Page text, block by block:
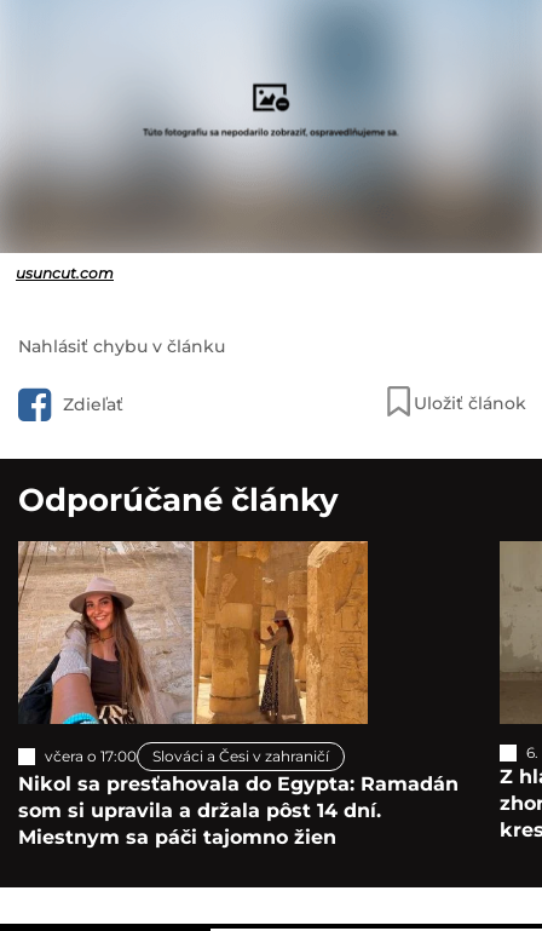
usuncut.com
Nahlásiť chybu v článku
Zdieľať Uložiť článok
Odporúčané články
včera o 17:00 Slováci a Česi v zahraničí
Nikol sa presťahovala do Egypta: Ramadán
som si upravila a držala pôst 14 dní.
Miestnym sa páči tajomno žien
Z